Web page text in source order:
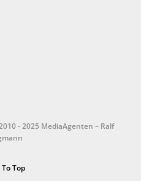
- 2025 MediaAgenten – Ralf
Top